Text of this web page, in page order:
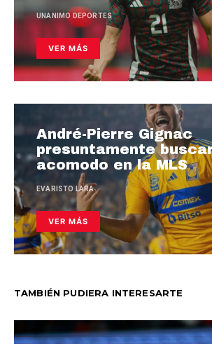
UNANIMO DEPORTES
VER MÁS
André-Pierre Gignac
presuntamente
acomodo en la MLS
EVARISTO LARA
VER MÁS
TAMBIÉN PUDIERA INTERESARTE